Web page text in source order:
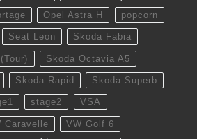
Opel Astra H popcorn
Seat Leon Skoda Fabia
Skoda Octavia A5
Skoda Rapid Skoda Superb
stage2 VSA
Caravelle VW Golf 6